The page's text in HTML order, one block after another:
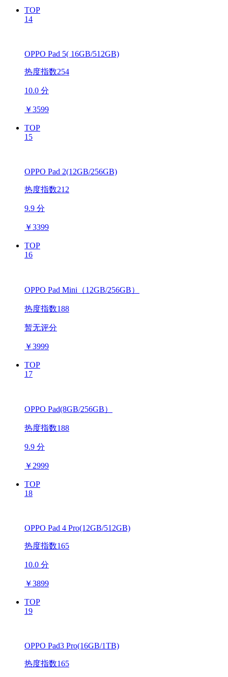
TOP
14
OPPO Pad 5( 16GB/512GB)
热度指数254
10.0 分
￥3599
TOP
15
OPPO Pad 2(12GB/256GB)
热度指数212
9.9 分
￥3399
TOP
16
OPPO Pad Mini（12GB/256GB）
热度指数188
暂无评分
￥3999
TOP
17
OPPO Pad(8GB/256GB）
热度指数188
9.9 分
￥ 2999
TOP
18
OPPO Pad 4 Pro(12GB/512GB)
热度指数165
10.0 分
￥3899
TOP
19
OPPO Pad3 Pro(16GB/1TB)
热度指数165